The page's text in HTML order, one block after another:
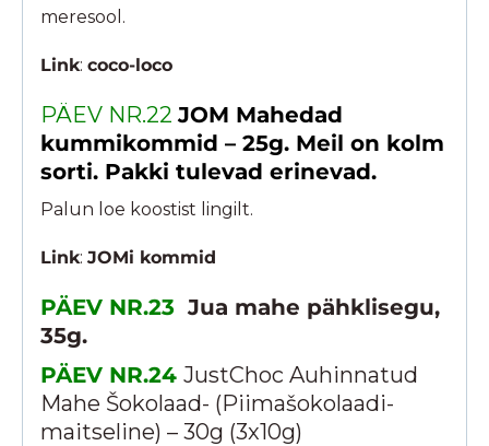
meresool.
Link:coco-loco
PÄEV NR.22JOM Mahedad
kummikommid – 25g. Meil on kolm
sorti. Pakki tulevad erinevad.
Palun loe koostist lingilt.
Link:JOMi kommid
PÄEV NR.23Jua mahe pähklisegu,
35g.
PÄEV NR.24JustChoc Auhinnatud
Mahe Šokolaad- (Piimašokolaadi-
maitseline) – 30g (3x10g)